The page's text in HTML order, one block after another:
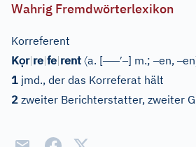
Wahrig Fremdwörterlexikon
Korreferent
Kọr|re|fe|rent 〈a. [–––′–] m.;–en,–en
1 jmd., der das Korreferat hält
2 zweiter Berichterstatter, zweiter